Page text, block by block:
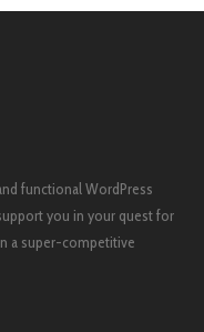
functional WordPress
you in your quest for
a super-competitive